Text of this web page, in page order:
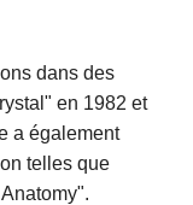
dans des
en 1982 et
a également
telles que